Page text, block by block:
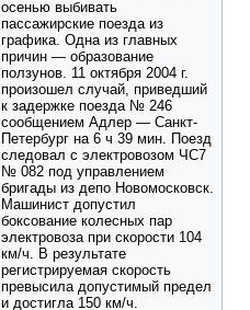
осенью выбивать
пассажирские поезда из
графика. Одна из главных
причин — образование
ползунов. 11 ок­тября 2004 г.
произошел случай, приведший
к задержке по­езда № 246
сообщением Адлер — Санкт-
Петербург на 6 ч 39 мин. Поезд
следовал с электровозом ЧС7
№ 082 под управлением
бригады из депо Новомосковск.
Машинист допустил
боксование колесных пар
электровоза при ско­рости 104
км/ч. В результате
регистрируемая скорость
превысила допустимый предел
и достигла 150 км/ч.